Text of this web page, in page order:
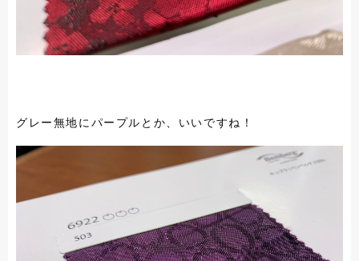
グレー無地にパープルとか、いいですね！